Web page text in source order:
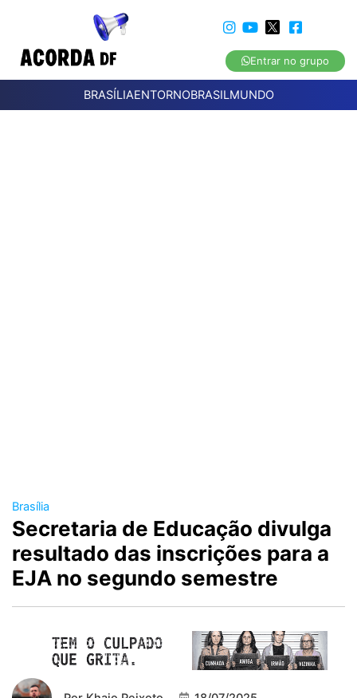
Entrar no grupo
BRASÍLIAENTORNOBRASILMUNDO
Brasília
Secretaria de Educação divulga
resultado das inscrições para a
EJA no segundo semestre